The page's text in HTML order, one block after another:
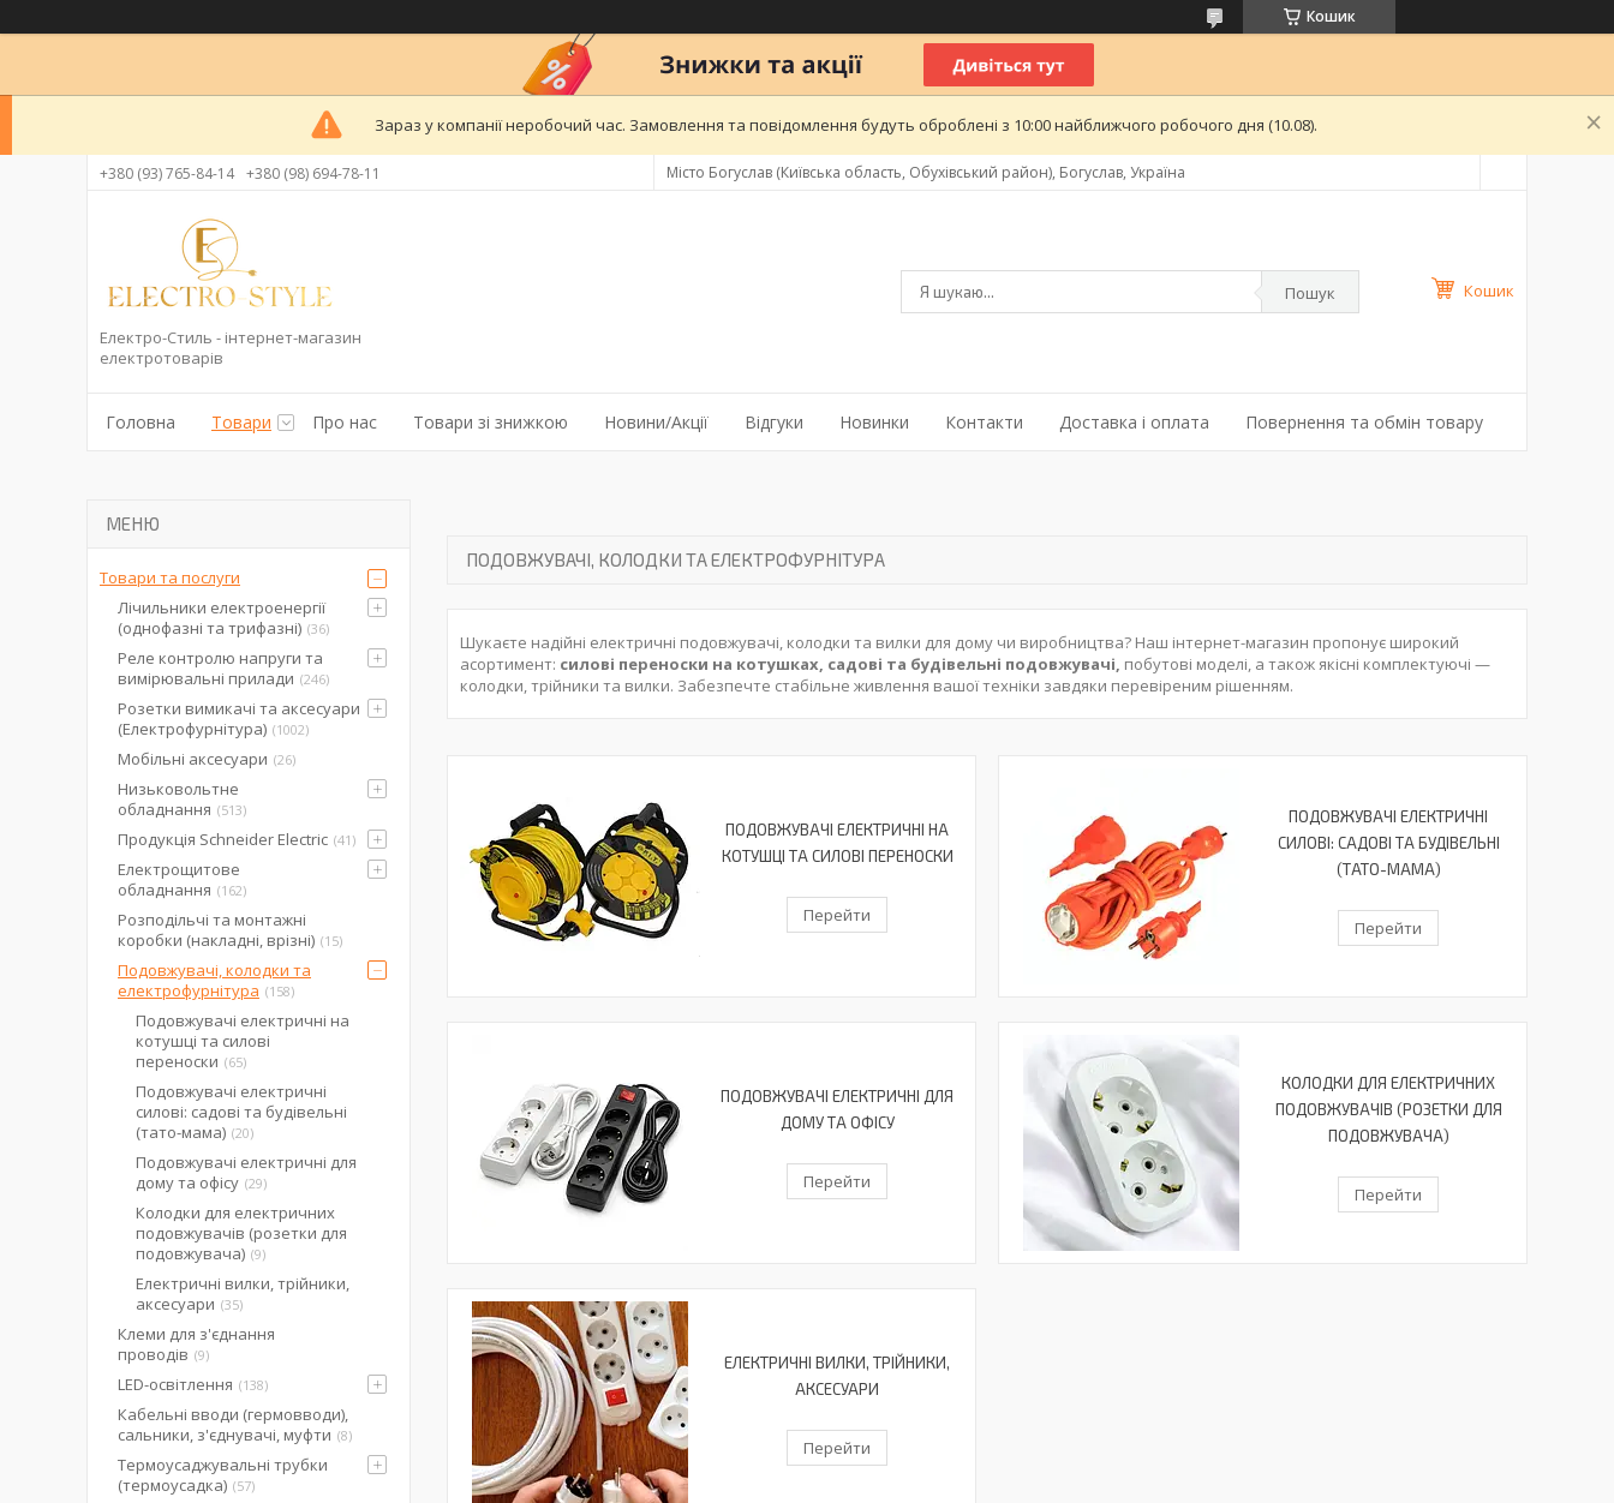
Кошик
Зараз у компанії неробочий час. Замовлення та повідомлення будуть оброблені з 10:00 найближчого робочого дня (10.08).
+380 (93) 765-84-14 +380 (98) 694-78-11 Місто Богуслав (Київська область, Обухівський район), Богуслав, Україна
Електро-Стиль - інтернет-магазин
електротоварів
Пошук Кошик
Головна Товари Про нас Товари зі знижкою Новини/Акції Відгуки Новинки Контакти Доставка і оплата Повернення та обмін товару
ПОДОВЖУВАЧІ, КОЛОДКИ ТА ЕЛЕКТРОФУРНІТУРА
Шукаєте надійні електричні подовжувачі, колодки та вилки для дому чи виробництва? Наш інтернет-магазин пропонує широкий
асортимент: силові переноски на котушках, садові та будівельні подовжувачі, побутові моделі, а також якісні комплектуючі —
колодки, трійники та вилки. Забезпечте стабільне живлення вашої техніки завдяки перевіреним рішенням.
ПОДОВЖУВАЧІ ЕЛЕКТРИЧНІ НА
КОТУШЦІ ТА СИЛОВІ ПЕРЕНОСКИ
Перейти
ПОДОВЖУВАЧІ ЕЛЕКТРИЧНІ
СИЛОВІ: САДОВІ ТА БУДІВЕЛЬНІ
(ТАТО-МАМА)
Перейти
ПОДОВЖУВАЧІ ЕЛЕКТРИЧНІ ДЛЯ
ДОМУ ТА ОФІСУ
Перейти
КОЛОДКИ ДЛЯ ЕЛЕКТРИЧНИХ
ПОДОВЖУВАЧІВ (РОЗЕТКИ ДЛЯ
ПОДОВЖУВАЧА)
Перейти
ЕЛЕКТРИЧНІ ВИЛКИ, ТРІЙНИКИ,
АКСЕСУАРИ
Перейти
Товари та послуги
Лічильники електроенергії
(однофазні та трифазні) 36
Реле контролю напруги та
вимірювальні прилади 246
Розетки вимикачі та аксесуари
(Електрофурнітура) 1002
Мобільні аксесуари 26
Низьковольтне
обладнання
513
Продукція Schneider Electric 41
Електрощитове
обладнання
162
Розподільчі та монтажні
коробки (накладні, врізні) 15
Подовжувачі, колодки та
електрофурнітура
158
Подовжувачі електричні на
котушці та силові
переноски
65
Подовжувачі електричні
силові: садові та будівельні
(тато-мама) 20
Подовжувачі електричні для
дому та офісу 29
Колодки для електричних
подовжувачів (розетки для
подовжувача) 9
Електричні вилки, трійники,
аксесуари 35
Клеми для з'єднання
проводів 9
LED-освітлення 138
Кабельні вводи (гермовводи),
сальники, з'єднувачі, муфти 8
Термоусаджувальні трубки
(термоусадка) 57